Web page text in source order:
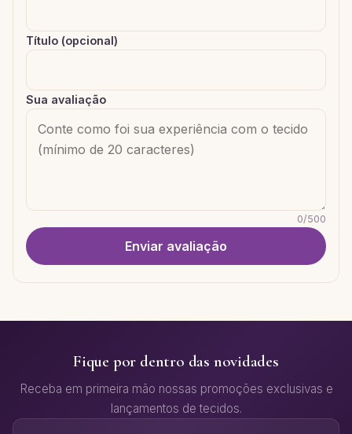
Título (opcional)
Sua avaliação
0/500
Enviar avaliação
Fique por dentro das novidades
Receba em primeira mão nossas promoções exclusivas e
lançamentos de tecidos.